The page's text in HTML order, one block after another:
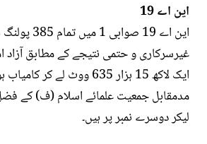
این اے 19
این اے 19
غیرسرکاری و حتمی نتیجے کے مطابق آزاد
ایک لاکھ 15 ہزار 635 ووٹ لے
لیکر دوسرے نمبر پر ہیں۔